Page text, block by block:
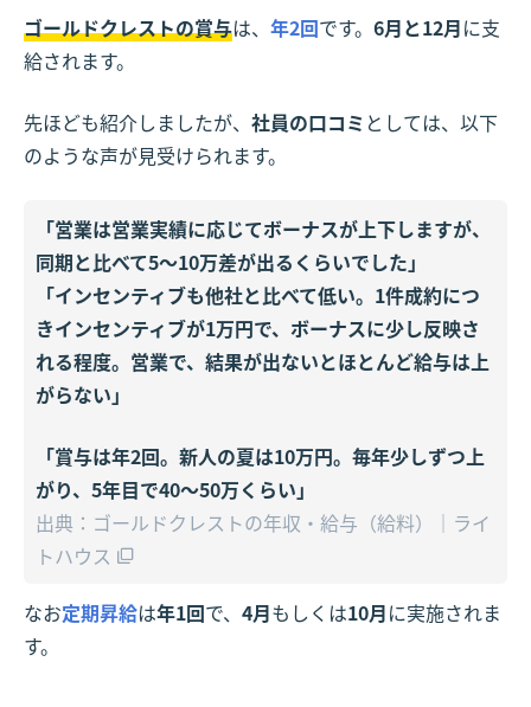
ゴールドクレストの賞与は、 年2回です。 6月と12月に支
給されます。
先ほども紹介しましたが、 社員の口コミ としては、以下
のような声が見受けられます。
「営業は営業実績に応じてボーナスが上下しますが、
同期と比べて5〜10万差が出るくらいでした」
「インセンティブも他社と比べて低い。1件成約につ
きインセンティブが1万円で、ボーナスに少し反映さ
れる程度。営業で、結果が出ないとほとんど給与は上
がらない」
「賞与は年2回。新人の夏は10万円。毎年少しずつ上
がり、5年目で40〜50万くらい」
出典：ゴールドクレストの年収・給与（給料）｜ライ
トハウス
なお定期昇給は年1回で、 4月もしくは10月に実施されま
す。